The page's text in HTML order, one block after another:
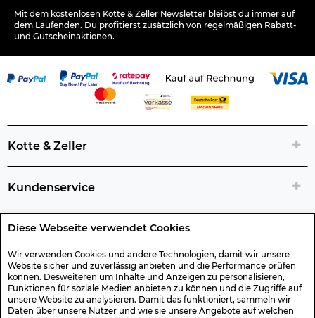
Diese Webseite verwendet Cookies
Wir verwenden Cookies und andere Technologien, damit wir unsere
Website sicher und zuverlässig anbieten und die Performance prüfen
können. Desweiteren um Inhalte und Anzeigen zu personalisieren,
Funktionen für soziale Medien anbieten zu können und die Zugriffe auf
unsere Website zu analysieren. Damit das funktioniert, sammeln wir
Daten über unsere Nutzer und wie sie unsere Angebote auf welchen
Mit dem kostenlosen Kotte & Zeller Newsletter bleibst du immer auf
dem Laufenden. Du profitierst zusätzlich von regelmäßigen Rabatt-
und Gutscheinaktionen.
Kotte & Zeller
Kundenservice
Rechtliche Artikelinfos
Geschenk-Gutscheine
Versand & Rücksendung